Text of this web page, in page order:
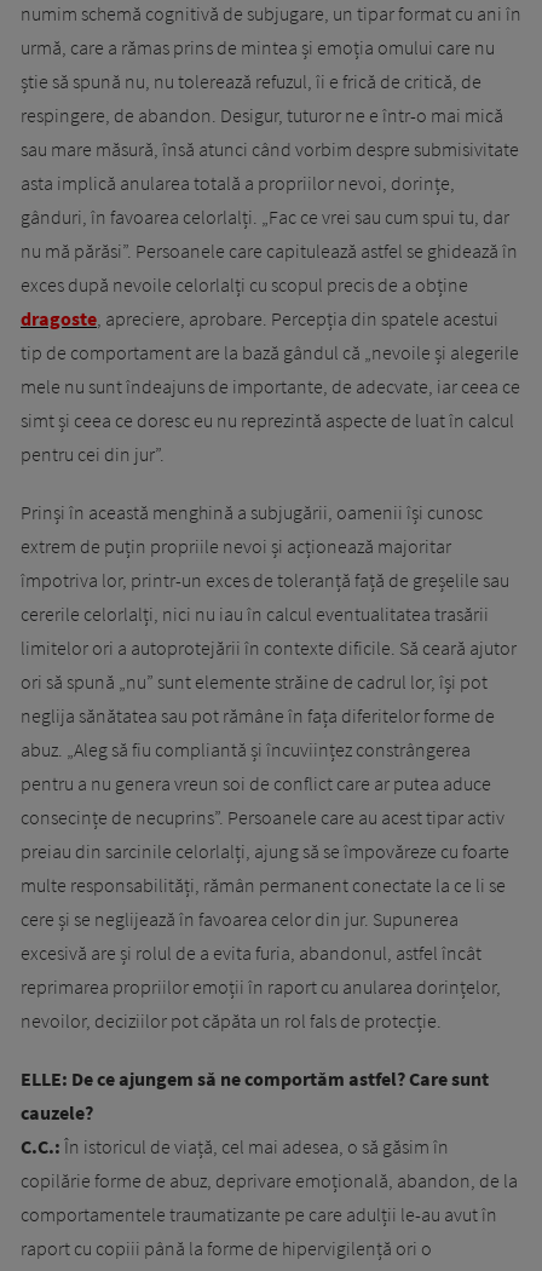
numim schemă cognitivă de subjugare, un tipar format cu ani în
urmă, care a rămas prins de mintea și emoția omului care nu
știe să spună nu, nu tolerează refuzul, îi e frică de critică, de
respingere, de abandon. Desigur, tuturor ne e într-o mai mică
sau mare măsură, însă atunci când vorbim despre submisivitate
asta implică anularea totală a propriilor nevoi, dorințe,
gânduri, în favoarea celorlalți. „Fac ce vrei sau cum spui tu, dar
nu mă părăsi”. Persoanele care capitulează astfel se ghidează în
exces după nevoile celorlalți cu scopul precis de a obține
dragoste, apreciere, aprobare. Percepția din spatele acestui
tip de comportament are la bază gândul că „nevoile și alegerile
mele nu sunt îndeajuns de importante, de adecvate, iar ceea ce
simt și ceea ce doresc eu nu reprezintă aspecte de luat în calcul
pentru cei din jur”.
Prinși în această menghină a subjugării, oamenii își cunosc
extrem de puțin propriile nevoi și acționează majoritar
împotriva lor, printr-un exces de toleranță față de greșelile sau
cererile celorlalți, nici nu iau în calcul eventualitatea trasării
limitelor ori a autoprotejării în contexte dificile. Să ceară ajutor
ori să spună „nu” sunt elemente străine de cadrul lor, își pot
neglija sănătatea sau pot rămâne în fața diferitelor forme de
abuz. „Aleg să fiu compliantă și încuviințez constrângerea
pentru a nu genera vreun soi de conflict care ar putea aduce
consecințe de necuprins”. Persoanele care au acest tipar activ
preiau din sarcinile celorlalți, ajung să se împovăreze cu foarte
multe responsabilități, rămân permanent conectate la ce li se
cere și se neglijează în favoarea celor din jur. Supunerea
excesivă are și rolul de a evita furia, abandonul, astfel încât
reprimarea propriilor emoții în raport cu anularea dorințelor,
nevoilor, deciziilor pot căpăta un rol fals de protecție.
ELLE: De ce ajungem să ne comportăm astfel? Care sunt
cauzele?
C.C.: În istoricul de viață, cel mai adesea, o să găsim în
copilărie forme de abuz, deprivare emoțională, abandon, de la
comportamentele traumatizante pe care adulții le-au avut în
raport cu copiii până la forme de hipervigilență ori o